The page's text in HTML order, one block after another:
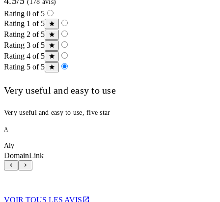
(178 avis)
Rating 0 of 5
Rating 1 of 5
Rating 2 of 5
Rating 3 of 5
Rating 4 of 5
Rating 5 of 5
Very useful and easy to use
Very useful and easy to use, five star
A
Aly
DomainLink
VOIR TOUS LES AVIS